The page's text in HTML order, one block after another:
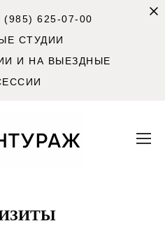
(985) 625-07-00
СТУДИИ
И НА ВЫЕЗДНЫЕ